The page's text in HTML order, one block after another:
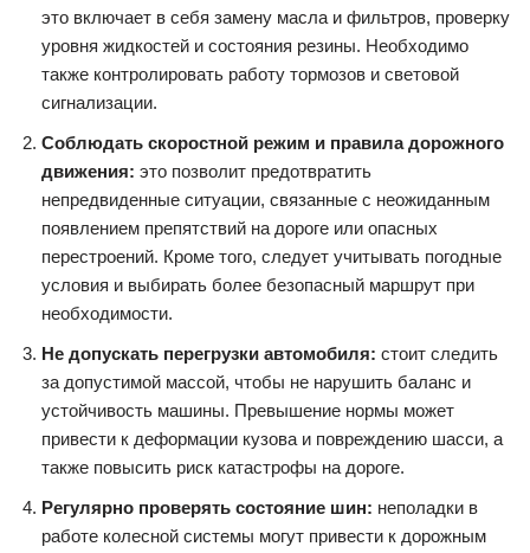
это включает в себя замену масла и фильтров, проверку
уровня жидкостей и состояния резины. Необходимо
также контролировать работу тормозов и световой
сигнализации.
Соблюдать скоростной режим и правила дорожного
движения: это позволит предотвратить
непредвиденные ситуации, связанные с неожиданным
появлением препятствий на дороге или опасных
перестроений. Кроме того, следует учитывать погодные
условия и выбирать более безопасный маршрут при
необходимости.
Не допускать перегрузки автомобиля: стоит следить
за допустимой массой, чтобы не нарушить баланс и
устойчивость машины. Превышение нормы может
привести к деформации кузова и повреждению шасси, а
также повысить риск катастрофы на дороге.
Регулярно проверять состояние шин: неполадки в
работе колесной системы могут привести к дорожным